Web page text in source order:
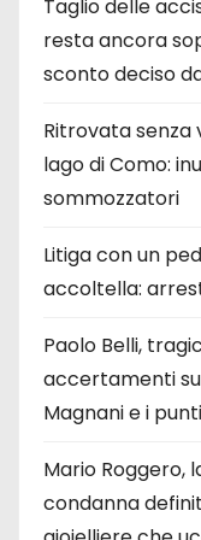
c
o
l
i
Taglio delle
resta ancora
sconto deciso
Ritrovata senza
lago di Como:
sommozzatori
Litiga con un
accoltella:
Paolo Belli,
accertamenti
Magnani e i
Mario Roggero,
condanna